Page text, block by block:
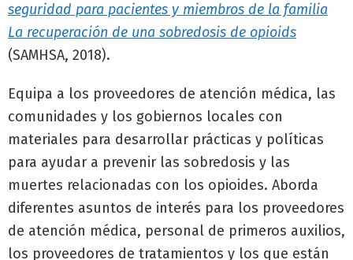
seguridad para pacientes y miembros de la familia
La recuperación de una sobredosis de opioids
(SAMHSA, 2018).
Equipa a los proveedores de atención médica, las
comunidades y los gobiernos locales con
materiales para desarrollar prácticas y políticas
para ayudar a prevenir las sobredosis y las
muertes relacionadas con los opioides. Aborda
diferentes asuntos de interés para los proveedores
de atención médica, personal de primeros auxilios,
los proveedores de tratamientos y los que están